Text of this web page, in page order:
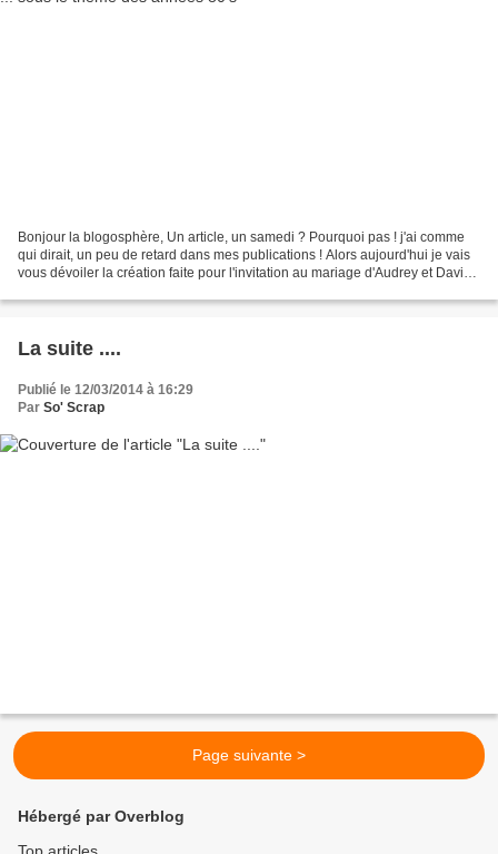
Bonjour la blogosphère, Un article, un samedi ? Pourquoi pas ! j'ai comme
qui dirait, un peu de retard dans mes publications ! Alors aujourd'hui je vais
vous dévoiler la création faite pour l'invitation au mariage d'Audrey et David
La suite ....
Publié le 12/03/2014 à 16:29
Par So' Scrap
Page suivante >
Hébergé par Overblog